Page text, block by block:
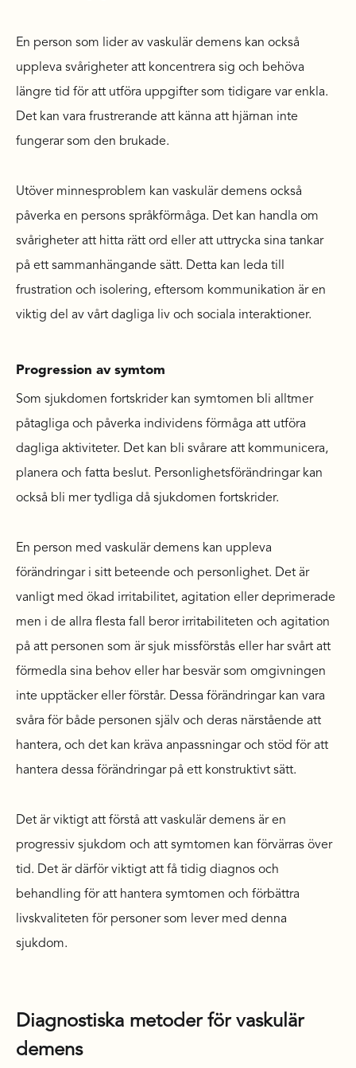
En person som lider av vaskulär demens kan också
uppleva svårigheter att koncentrera sig och behöva
längre tid för att utföra uppgifter som tidigare var enkla.
Det kan vara frustrerande att känna att hjärnan inte
fungerar som den brukade.
Utöver minnesproblem kan vaskulär demens också
påverka en persons språkförmåga. Det kan handla om
svårigheter att hitta rätt ord eller att uttrycka sina tankar
på ett sammanhängande sätt. Detta kan leda till
frustration och isolering, eftersom kommunikation är en
viktig del av vårt dagliga liv och sociala interaktioner.
Progression av symtom
Som sjukdomen fortskrider kan symtomen bli alltmer
påtagliga och påverka individens förmåga att utföra
dagliga aktiviteter. Det kan bli svårare att kommunicera,
planera och fatta beslut. Personlighetsförändringar kan
också bli mer tydliga då sjukdomen fortskrider.
En person med vaskulär demens kan uppleva
förändringar i sitt beteende och personlighet. Det är
vanligt med ökad irritabilitet, agitation eller deprimerade
men i de allra flesta fall beror irritabiliteten och agitation
på att personen som är sjuk missförstås eller har svårt att
förmedla sina behov eller har besvär som omgivningen
inte upptäcker eller förstår. Dessa förändringar kan vara
svåra för både personen själv och deras närstående att
hantera, och det kan kräva anpassningar och stöd för att
hantera dessa förändringar på ett konstruktivt sätt.
Det är viktigt att förstå att vaskulär demens är en
progressiv sjukdom och att symtomen kan förvärras över
tid. Det är därför viktigt att få tidig diagnos och
behandling för att hantera symtomen och förbättra
livskvaliteten för personer som lever med denna
sjukdom.
Diagnostiska metoder för vaskulär
demens